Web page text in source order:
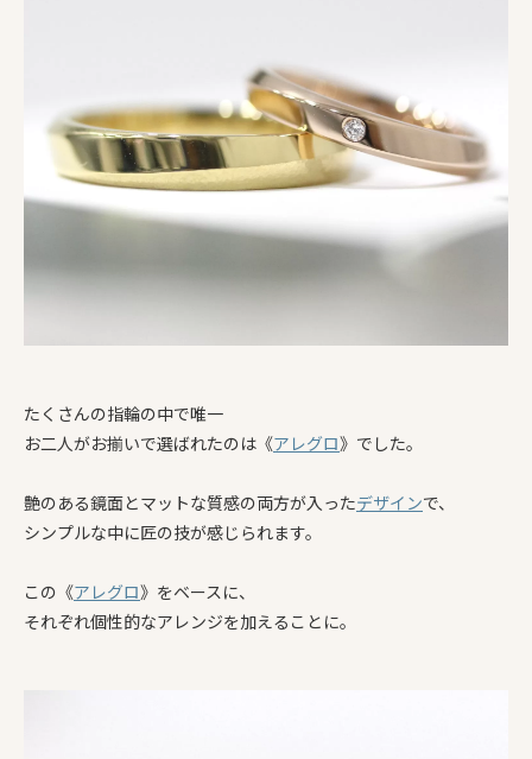
たくさんの指輪の中で唯一
お二人がお揃いで選ばれたのは《アレグロ》でした。
艶のある鏡面とマットな質感の両方が入ったデザインで、
シンプルな中に匠の技が感じられます。
この《アレグロ》をベースに、
それぞれ個性的なアレンジを加えることに。